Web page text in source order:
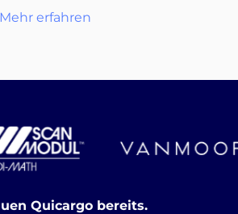
erfahren
Quicargo bereits.